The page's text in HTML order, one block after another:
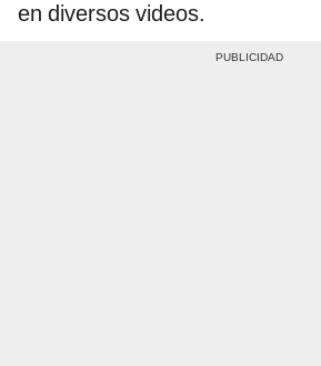
en diversos videos.